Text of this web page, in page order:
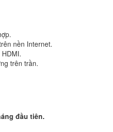
nền Internet.
trên trần.
đầu tiên.